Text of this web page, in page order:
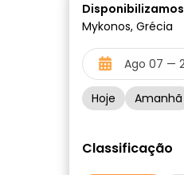
Disponibilizamos
Mykonos, Grécia
Hoje Amanhã
Classificação